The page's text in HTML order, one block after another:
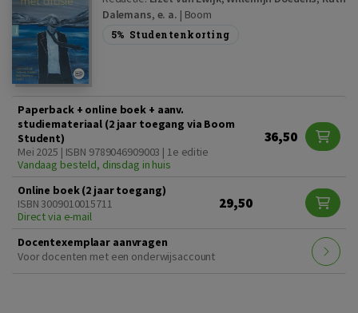
Dalemans, e. a. | Boom
5% Studentenkorting
Paperback + online boek + aanv.
studiemateriaal (2 jaar toegang via Boom
Student)
Mei 2025 | ISBN 9789046909003 | 1e editie
Vandaag besteld, dinsdag in huis
36,50
Online boek (2 jaar toegang)
ISBN 3009010015711
Direct via e-mail
29,50
Docentexemplaar aanvragen
Voor docenten met een onderwijsaccount